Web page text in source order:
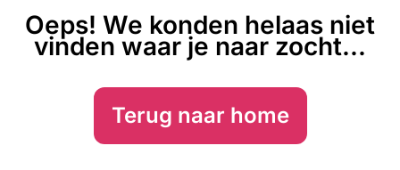
Oeps! We konden helaas niet
vinden waar je naar zocht...
Terug naar home